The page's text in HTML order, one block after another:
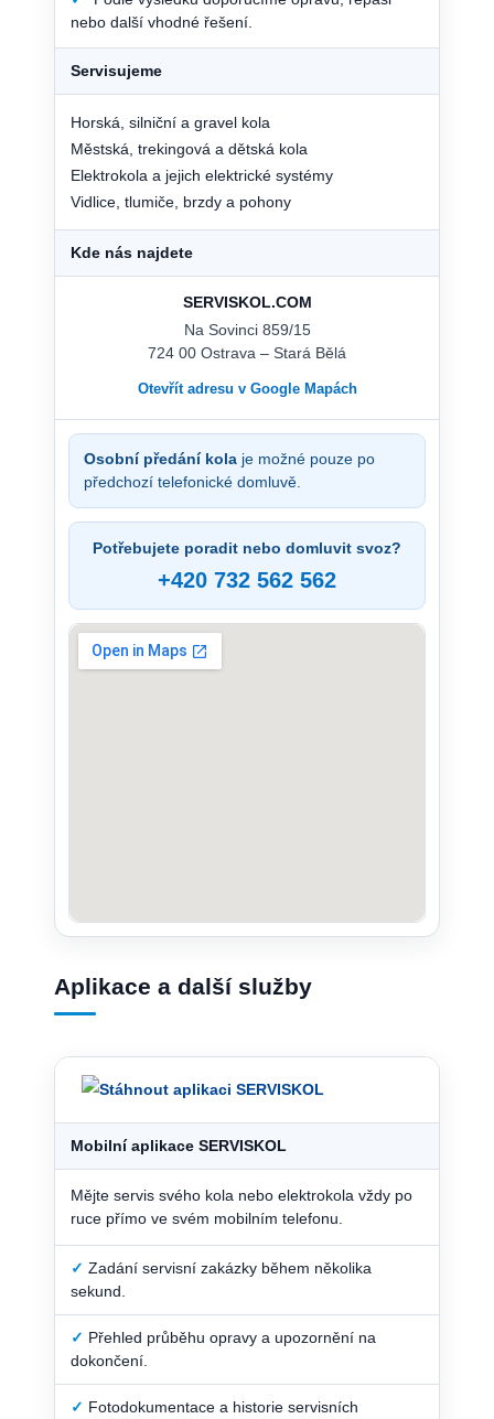
nebo další vhodné řešení.
Servisujeme
Horská, silniční a gravel kola
Městská, trekingová a dětská kola
Elektrokola a jejich elektrické systémy
Vidlice, tlumiče, brzdy a pohony
Kde nás najdete
SERVISKOL.COM
Na Sovinci 859/15
724 00 Ostrava – Stará Bělá
Otevřít adresu v Google Mapách
Osobní předání kola je možné pouze po
předchozí telefonické domluvě.
Potřebujete poradit nebo domluvit svoz?
+420 732 562 562
Aplikace a další služby
Mobilní aplikace SERVISKOL
Mějte servis svého kola nebo elektrokola vždy po
ruce přímo ve svém mobilním telefonu.
✓ Zadání servisní zakázky během několika
sekund.
✓ Přehled průběhu opravy a upozornění na
dokončení.
✓ Fotodokumentace a historie servisních